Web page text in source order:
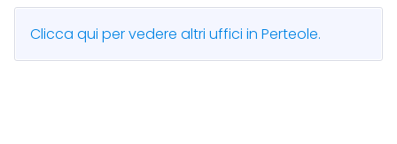
Clicca qui per vedere altri uffici in Perteole.